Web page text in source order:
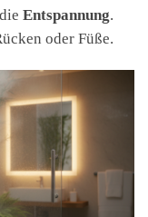
Entspannung.
oder Füße.